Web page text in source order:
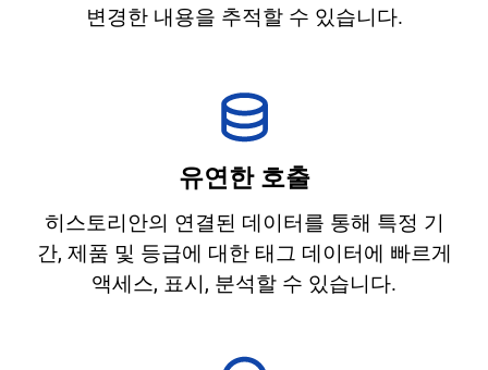
변경한 내용을 추적할 수 있습니다.
유연한 호출
히스토리안의 연결된 데이터를 통해 특정 기
간, 제품 및 등급에 대한 태그 데이터에 빠르게
액세스, 표시, 분석할 수 있습니다.